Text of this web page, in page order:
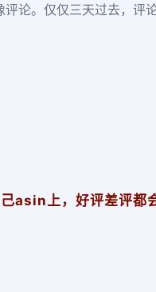
论。仅仅三天过去，评
asin上，好评差评都